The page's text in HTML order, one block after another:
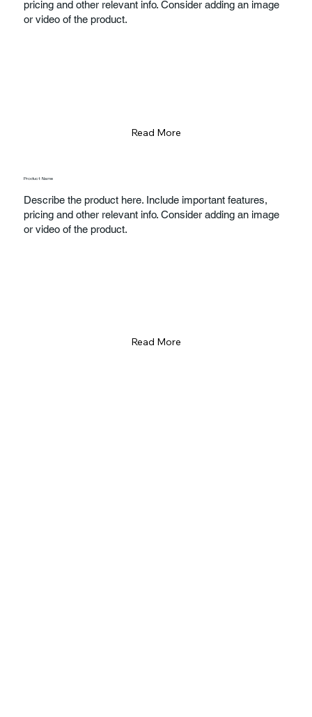
pricing and other relevant info. Consider adding an image
or video of the product.
Read More
Product Name
Describe the product here. Include important features,
pricing and other relevant info. Consider adding an image
or video of the product.
Read More